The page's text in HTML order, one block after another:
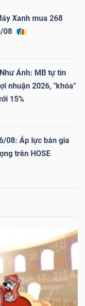
Xanh mua 268
08
Ánh: MB tự tin
nhuận 2026, "khóa"
15%
08: Áp lực bán gia
trên HOSE